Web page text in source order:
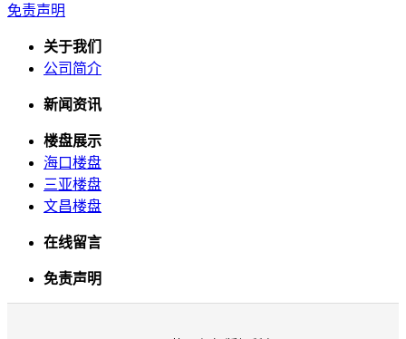
免责声明
关于我们
公司简介
新闻资讯
楼盘展示
海口楼盘
三亚楼盘
文昌楼盘
在线留言
免责声明